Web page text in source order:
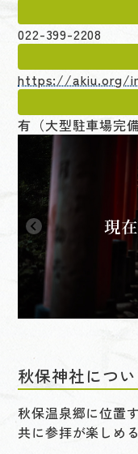
022-399-2208
https://akiu.org/
有（大型駐車場完備
秋保神社につ
秋保温泉郷に位置
共に参拝が楽しめる